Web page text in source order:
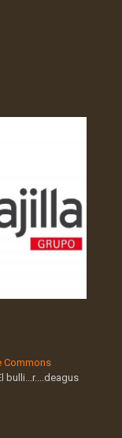
Commons
bulli...r....deagus